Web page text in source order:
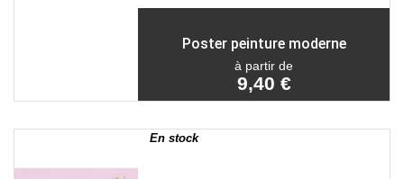
Poster peinture moderne
à partir de
9,40 €
En stock